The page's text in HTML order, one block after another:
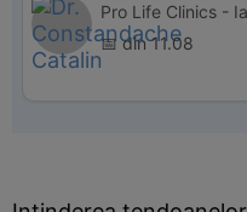
Pro Life Clinics -
📅 din 11.08